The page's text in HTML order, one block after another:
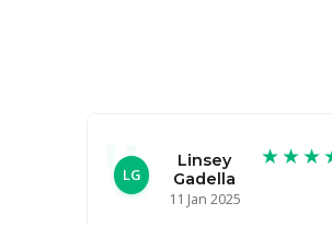
LG
Linsey
Gadella
11 Jan 2025